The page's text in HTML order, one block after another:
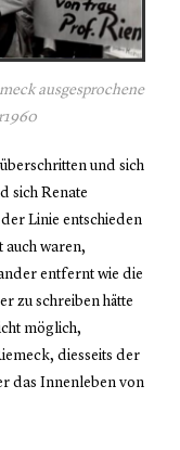
ausgesprochene
und sich
sich Renate
Linie entschieden
auch waren,
entfernt wie die
zu schreiben hätte
möglich,
diesseits der
das Innenleben von